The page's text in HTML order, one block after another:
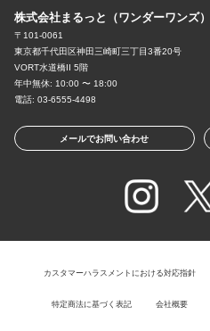
株式会社まるっと（ワンダーワンズ）
〒101-0061
東京都千代田区神田三崎町三丁目3番20号
VORT水道橋II 5階
年中無休: 10:00 〜 18:00
電話: 03-6555-4498
メールでお問い合わせ
カスタマーハラスメントにおける対応指針
特定商法に基づく表記 会社概要